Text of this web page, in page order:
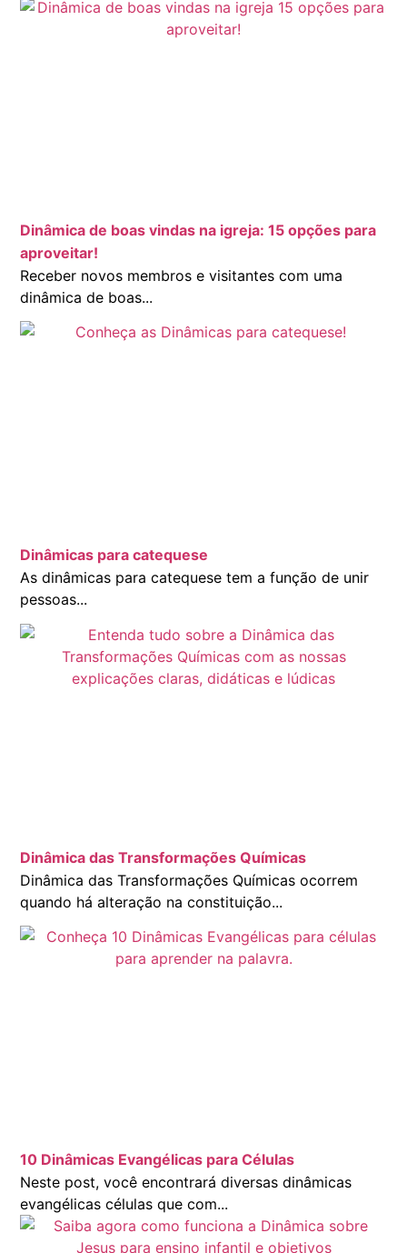
Dinâmica de boas vindas na igreja: 15 opções para
aproveitar!
Receber novos membros e visitantes com uma
dinâmica de boas...
Dinâmicas para catequese
As dinâmicas para catequese tem a função de unir
pessoas...
Dinâmica das Transformações Químicas
Dinâmica das Transformações Químicas ocorrem
quando há alteração na constituição...
10 Dinâmicas Evangélicas para Células
Neste post, você encontrará diversas dinâmicas
evangélicas células que com...